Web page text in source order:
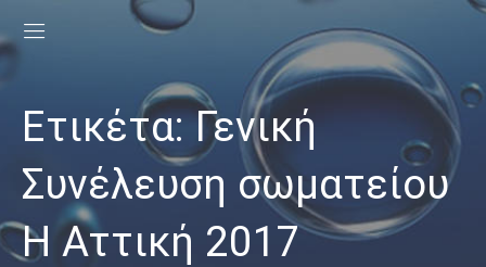
Ετικέτα:Γενική
Συνέλευση σωματείου
Η Αττική 2017